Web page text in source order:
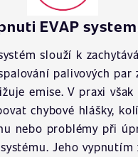
EVAP
slouží k
palivových par
emise. V praxi však
chybové hlášky,
nebo problémy při
Jeho